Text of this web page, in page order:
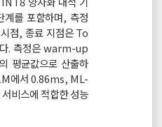
를 포함하며, 측정
점, 종료 지점은 To
. 측정은 warm-up
평균값으로 산출하
에서 0.86ms, ML-
비스에 적합한 성능